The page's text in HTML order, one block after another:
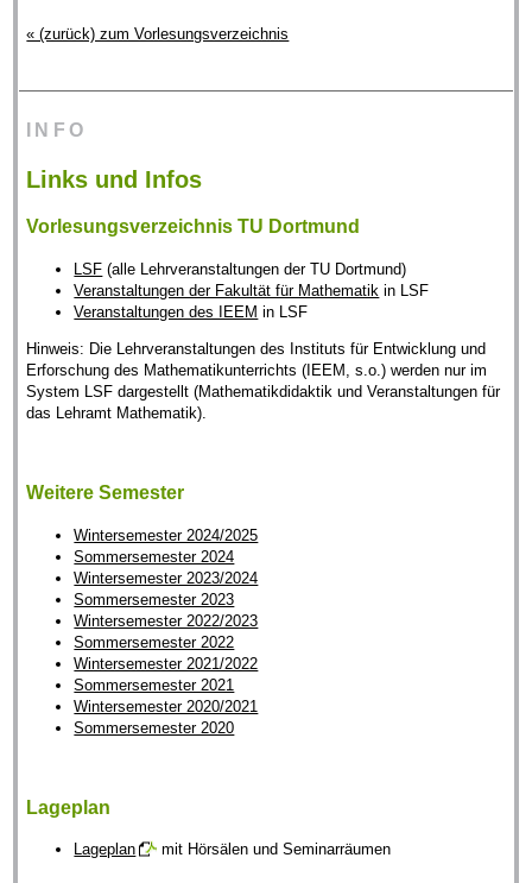
« (zurück) zum Vorlesungsverzeichnis
INFO
Links und Infos
Vorlesungsverzeichnis TU Dortmund
LSF (alle Lehrveranstaltungen der TU Dortmund)
Veranstaltungen der Fakultät für Mathematik in LSF
Veranstaltungen des IEEM in LSF
Hinweis: Die Lehrveranstaltungen des Instituts für Entwicklung und
Erforschung des Mathematikunterrichts (IEEM, s.o.) werden nur im
System LSF dargestellt (Mathematikdidaktik und Veranstaltungen für
das Lehramt Mathematik).
Weitere Semester
Wintersemester 2024/2025
Sommersemester 2024
Wintersemester 2023/2024
Sommersemester 2023
Wintersemester 2022/2023
Sommersemester 2022
Wintersemester 2021/2022
Sommersemester 2021
Wintersemester 2020/2021
Sommersemester 2020
Lageplan
Lageplan mit Hörsälen und Seminarräumen